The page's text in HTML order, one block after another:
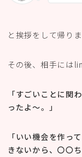
と挨拶をして帰りま
その後、相手には
「すごいことに関
ったよ〜。」
「いい機会を作っ
きないから、〇〇